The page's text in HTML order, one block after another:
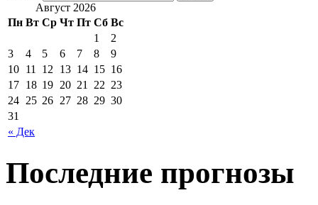
Август 2026
Пн Вт Ср Чт Пт Сб Вс
« Дек
1
2
3
4 5 6 7 8
9
10 11 12 13 14 15 16
17 18 19 20 21 22 23
24 25 26 27 28 29 30
31
Последние прогнозы